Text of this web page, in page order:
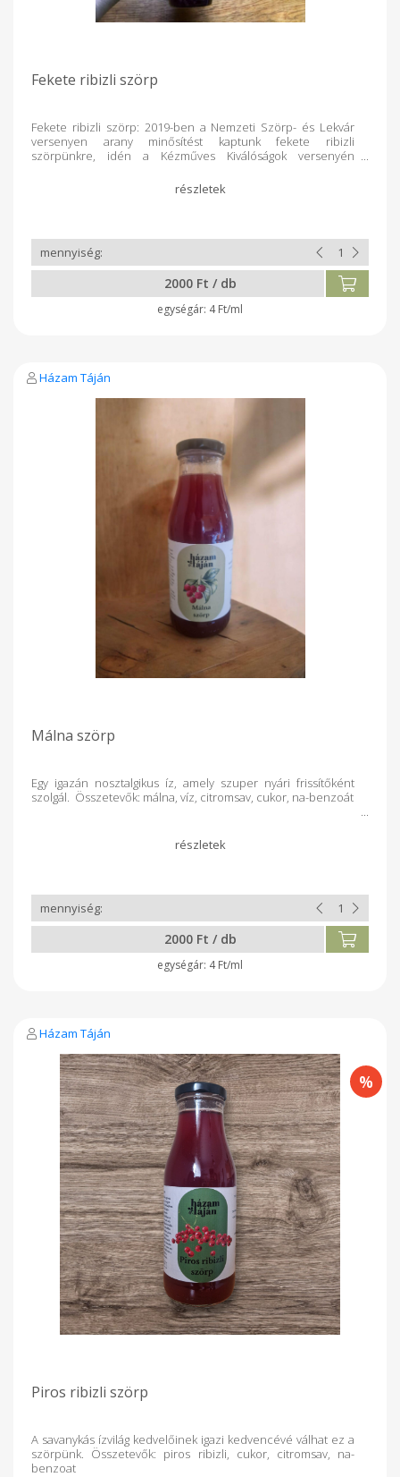
Fekete ribizli szörp
Fekete ribizli szörp: 2019-ben a Nemzeti Szörp- és Lekvár
versenyen arany minősítést kaptunk fekete ribizli
szörpünkre, idén a Kézműves Kiválóságok versenyén
messzeföldön híres bogyósgyümölcs termesztéséről, a szörp
két fajta fekete ribizli ( Titánia és Otelo) együttes
benzoát, ivóvíz
2000 Ft / db
4 Ft/ml
Házam Táján
Málna szörp
Egy igazán nosztalgikus íz, amely szuper nyári frissítőként
szolgál. Összetevők: málna, víz, citromsav, cukor, na-benzoát
2000 Ft / db
4 Ft/ml
Házam Táján
Piros ribizli szörp
A savanykás ízvilág kedvelőinek igazi kedvencévé válhat ez a
szörpünk. Összetevők: piros ribizli, cukor, citromsav, na-
benzoat